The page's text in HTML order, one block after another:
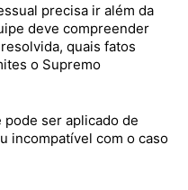
precisa ir além da
deve compreender
quais fatos
o Supremo
ser aplicado de
incompatível com o caso